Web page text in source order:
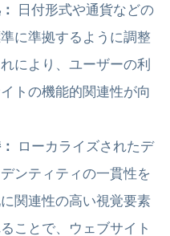
日付形式や通貨などの
に準拠するように調整
により、ユーザーの利
トの機能的関連性が向
ローカライズされたデ
ンティティの一貫性を
関連性の高い視覚要素
ことで、ウェブサイト